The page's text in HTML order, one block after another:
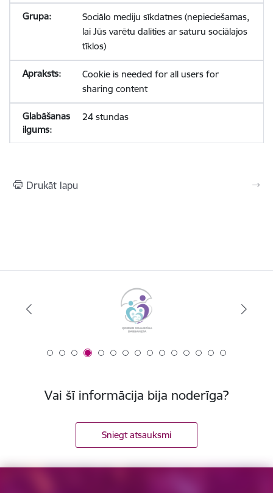
Sociālo mediju sīkdatnes (nepieciešamas,
lai Jūs varētu dalīties ar saturu sociālajos
tīklos)
Cookie is needed for all users for
sharing content
24 stundas
Drukāt lapu
Vai šī informācija bija noderīga?
Sniegt atsauksmi